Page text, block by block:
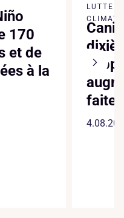
170
et de
à la
LUTTE